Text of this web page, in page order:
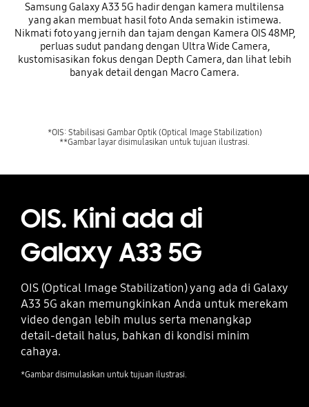
Samsung Galaxy A33 5G hadir dengan kamera multilensa
yang akan membuat hasil foto Anda semakin istimewa.
Nikmati foto yang jernih dan tajam dengan Kamera OIS 48MP,
perluas sudut pandang dengan Ultra Wide Camera,
kustomisasikan fokus dengan Depth Camera, dan lihat lebih
banyak detail dengan Macro Camera.
*OIS: Stabilisasi Gambar Optik (Optical Image Stabilization)
**Gambar layar disimulasikan untuk tujuan ilustrasi.
OIS. Kini ada di
Galaxy A33 5G
OIS (Optical Image Stabilization) yang ada di Galaxy
A33 5G akan memungkinkan Anda untuk merekam
video dengan lebih mulus serta menangkap
detail-detail halus, bahkan di kondisi minim
cahaya.
*Gambar disimulasikan untuk tujuan ilustrasi.